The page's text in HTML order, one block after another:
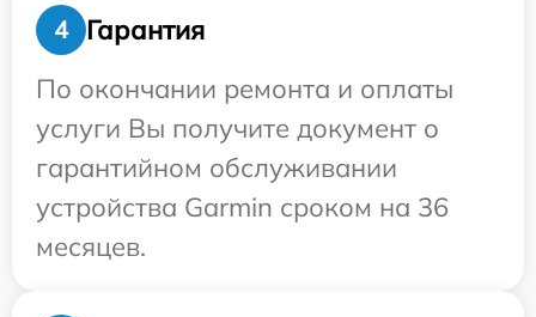
4
Гарантия
По окончании ремонта и оплаты
услуги Вы получите документ о
гарантийном обслуживании
устройства Garmin сроком на 36
месяцев.